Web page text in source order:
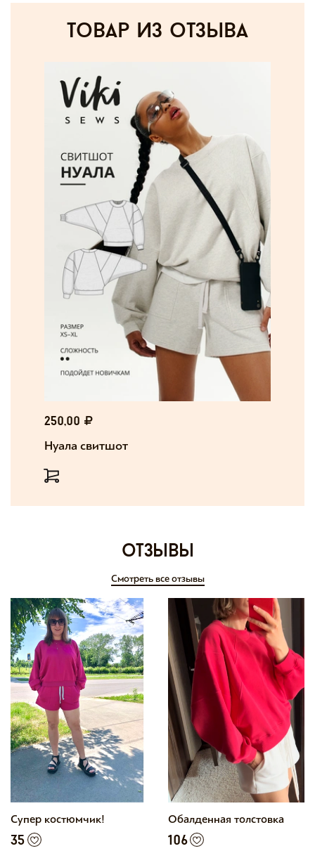
товар из отзыва
250,00
Нуала свитшот
отзывы
Смотреть все отзывы
Супер костюмчик!
35
Обалденная толстовка
106